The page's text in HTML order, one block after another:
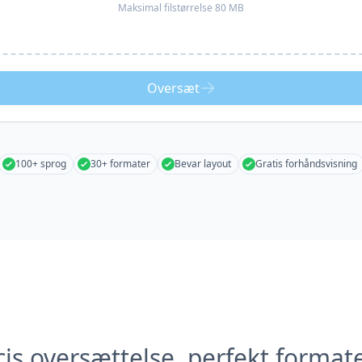
Maksimal filstørrelse 80 MB
Oversæt
100+ sprog 30+ formater Bevar layout Gratis forhåndsvisning